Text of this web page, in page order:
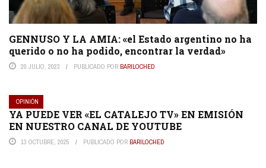
GENNUSO Y LA AMIA: «el Estado argentino no ha
querido o no ha podido, encontrar la verdad»
20 JULIO, 2023 PUBLICADO POR BARILOCHED
OPINIÓN
YA PUEDE VER «EL CATALEJO TV» EN EMISIÓN
EN NUESTRO CANAL DE YOUTUBE
13 OCTUBRE, 2025 PUBLICADO POR BARILOCHED